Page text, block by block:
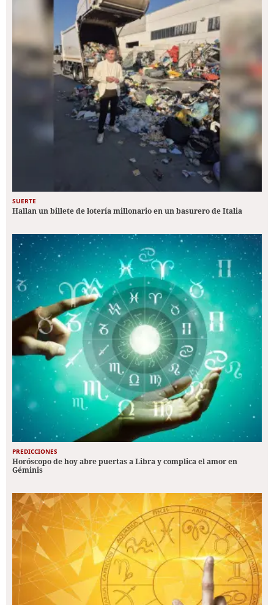
SUERTE
Hallan un billete de lotería millonario en un basurero de Italia
PREDICCIONES
Horóscopo de hoy abre puertas a Libra y complica el amor en
Géminis